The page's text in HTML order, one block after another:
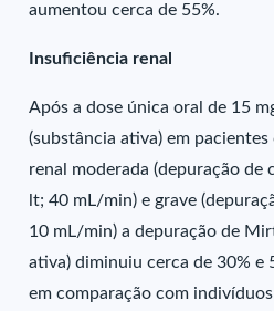
aumentou cerca de 55%.
Insuficiência renal
Após a dose única oral de 15
(substância ativa) em
renal moderada (depuração de
lt; 40 mL/min) e grave
10 mL/min) a depuração de
ativa) diminuiu cerca de 30% e
em comparação com